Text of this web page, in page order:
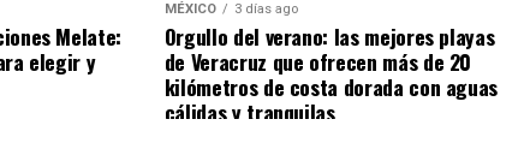
Melate:
elegir y
MÉXICO 3 días ago
Orgullo del verano: las mejores playas
de Veracruz que ofrecen más de 20
kilómetros de costa dorada con aguas
cálidas y tranquilas